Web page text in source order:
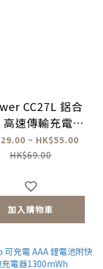
CC27L 鋁合
高速傳輸充電
C to Lightning
線
~ HK$55.00
HK$69.00
加入購物車